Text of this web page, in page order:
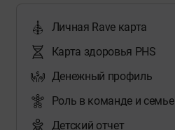
Личная Rave карта
Карта здоровья PHS
Денежный профиль
Роль в команде и семье
Детский отчет